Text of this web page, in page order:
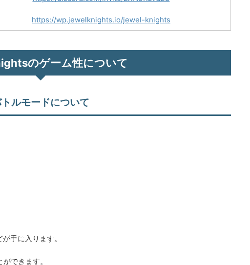
https://wp.jewelknights.io/jewel-knights
のゲーム性について
ルモードについて
が手に入ります。
できます。